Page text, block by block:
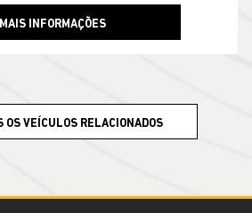
MAIS INFORMAÇÕES
OS VEÍCULOS RELACIONADOS